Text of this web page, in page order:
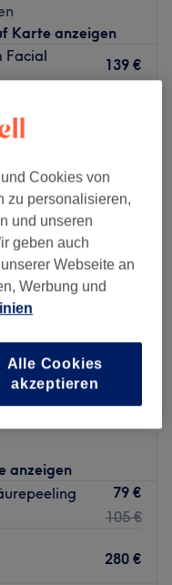
Karte anzeigen
Facial
139 €
10:00– 18:00
10:00–18:00
10:00–18:00
10:00–18:00
10:00–18:00
Geschlossen
hochwertige
und
sich nur 2
sich in JS
ein erstklassiges und
anzeigen
79 €
105 €
280 €
Cookies von
zu personalisieren,
und unseren
geben auch
Webseite an
Werbung und
Alle Cookies
akzeptieren